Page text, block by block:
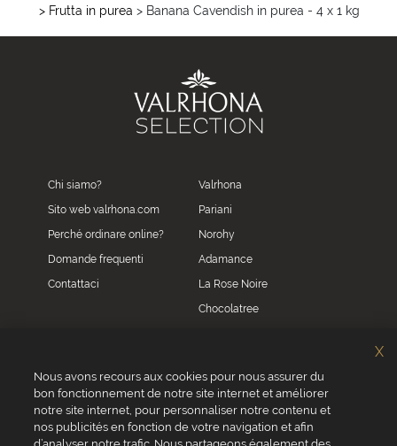
> Frutta in purea > Banana Cavendish in purea - 4 x 1 kg
Chi siamo?
Sito web valrhona.com
Perché ordinare online?
Domande frequenti
Contattaci
Valrhona
Pariani
Norohy
Adamance
La Rose Noire
Chocolatree
Servizio clienti
0039 02 82 94 01 46
Da lunedì a venerdì dalle 8.30 alle 17.30
Nous avons recours aux cookies pour nous assurer du
bon fonctionnement de notre site internet et améliorer
notre site internet, pour personnaliser notre contenu et
nos publicités en fonction de votre navigation et afin
X